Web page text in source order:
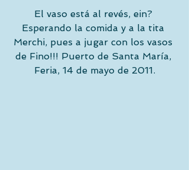
El vaso está al revés, ein?
Esperando la comida y a la tita
Merchi, pues a jugar con los vasos
de Fino!!! Puerto de Santa María,
Feria, 14 de mayo de 2011.